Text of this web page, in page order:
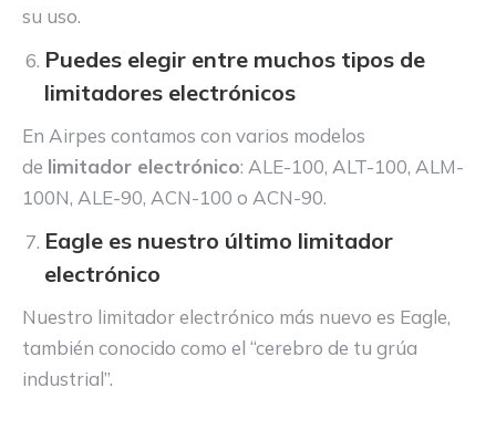
su uso.
Puedes elegir entre muchos tipos de
limitadores electrónicos
En Airpes contamos con varios modelos
de limitador electrónico: ALE-100, ALT-100, ALM-
100N, ALE-90, ACN-100 o ACN-90.
Eagle es nuestro último limitador
electrónico
Nuestro limitador electrónico más nuevo es Eagle,
también conocido como el “cerebro de tu grúa
industrial”.